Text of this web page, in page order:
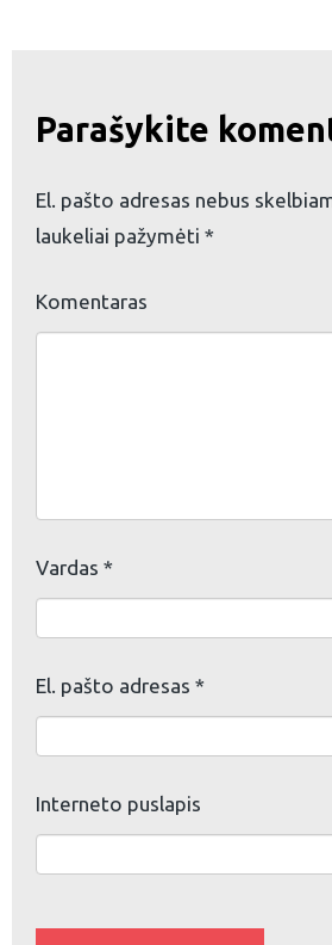
Parašykite
El. pašto adresas nebus
laukeliai pažymėti *
Komentaras
Vardas *
El. pašto adresas *
Interneto puslapis